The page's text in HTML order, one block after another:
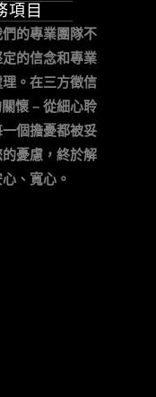
項目
的專業團隊不
的信念和專業
。 在三方徵信
懷 – 從細心聆
個擔憂都被妥
憂慮，終於解
、寬心。